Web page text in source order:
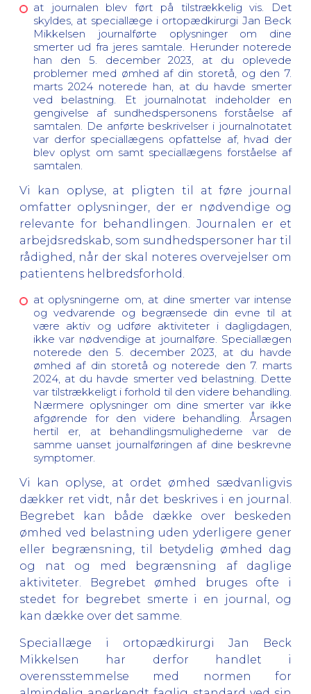
at journalen blev ført på tilstrækkelig vis. Det
skyldes, at speciallæge i ortopædkirurgi Jan Beck
Mikkelsen journalførte oplysninger om dine
smerter ud fra jeres samtale. Herunder noterede
han den 5. december 2023, at du oplevede
problemer med ømhed af din storetå, og den 7.
marts 2024 noterede han, at du havde smerter
ved belastning. Et journalnotat indeholder en
gengivelse af sundhedspersonens forståelse af
samtalen. De anførte beskrivelser i journalnotatet
var derfor speciallægens opfattelse af, hvad der
blev oplyst om samt speciallægens forståelse af
samtalen.
Vi kan oplyse, at pligten til at føre journal
omfatter oplysninger, der er nødvendige og
relevante for behandlingen. Journalen er et
arbejdsredskab, som sundhedspersoner har til
rådighed, når der skal noteres overvejelser om
patientens helbredsforhold.
at oplysningerne om, at dine smerter var intense
og vedvarende og begrænsede din evne til at
være aktiv og udføre aktiviteter i dagligdagen,
ikke var nødvendige at journalføre. Speciallægen
noterede den 5. december 2023, at du havde
ømhed af din storetå og noterede den 7. marts
2024, at du havde smerter ved belastning. Dette
var tilstrækkeligt i forhold til den videre behandling.
Nærmere oplysninger om dine smerter var ikke
afgørende for den videre behandling. Årsagen
hertil er, at behandlingsmulighederne var de
samme uanset journalføringen af dine beskrevne
symptomer.
Vi kan oplyse, at ordet ømhed sædvanligvis
dækker ret vidt, når det beskrives i en journal.
Begrebet kan både dække over beskeden
ømhed ved belastning uden yderligere gener
eller begrænsning, til betydelig ømhed dag
og nat og med begrænsning af daglige
aktiviteter. Begrebet ømhed bruges ofte i
stedet for begrebet smerte i en journal, og
kan dække over det samme.
Speciallæge i ortopædkirurgi Jan Beck
Mikkelsen har derfor handlet i
overensstemmelse med normen for